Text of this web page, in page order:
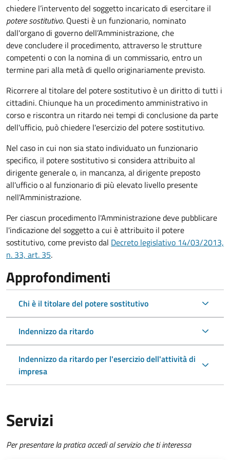
chiedere l’intervento del soggetto incaricato di esercitare il
potere sostitutivo. Questi è un funzionario, nominato
dall'organo di governo dell’Amministrazione, che
deve concludere il procedimento, attraverso le strutture
competenti o con la nomina di un commissario, entro un
termine pari alla metà di quello originariamente previsto.
Ricorrere al titolare del potere sostitutivo è un diritto di tutti i
cittadini. Chiunque ha un procedimento amministrativo in
corso e riscontra un ritardo nei tempi di conclusione da parte
dell'ufficio, può chiedere l'esercizio del potere sostitutivo.
Nel caso in cui non sia stato individuato un funzionario
specifico, il potere sostitutivo si considera attribuito al
dirigente generale o, in mancanza, al dirigente preposto
all'ufficio o al funzionario di più elevato livello presente
nell'Amministrazione.
Per ciascun procedimento l'Amministrazione deve pubblicare
l'indicazione del soggetto a cui è attribuito il potere
sostitutivo, come previsto dal Decreto legislativo 14/03/2013,
n. 33, art. 35.
Approfondimenti
Chi è il titolare del potere sostitutivo
Indennizzo da ritardo
Indennizzo da ritardo per l'esercizio dell'attività di
impresa
Servizi
Per presentare la pratica accedi al servizio che ti interessa